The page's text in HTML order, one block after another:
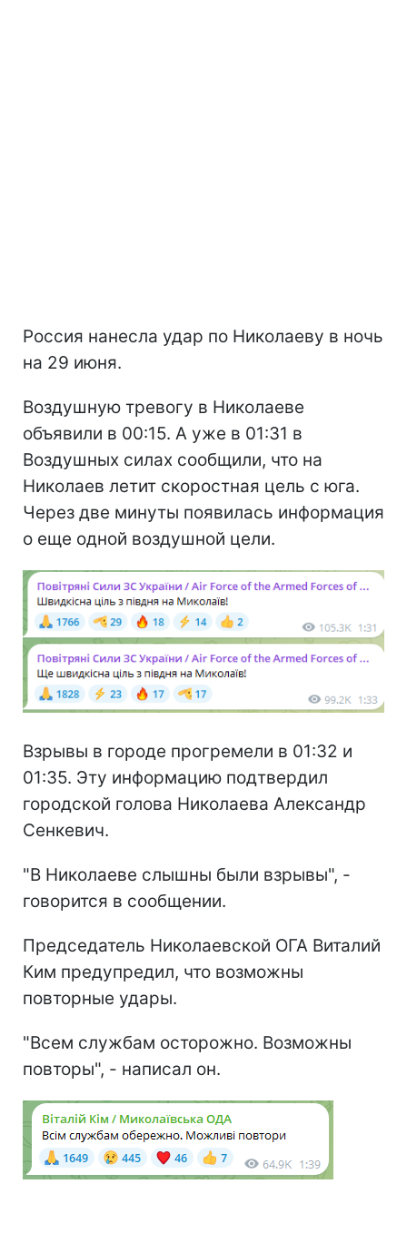
Россия нанесла удар по Николаеву в ночь
на 29 июня.
Воздушную тревогу в Николаеве
объявили в 00:15. А уже в 01:31 в
Воздушных силах сообщили, что на
Николаев летит скоростная цель с юга.
Через две минуты появилась информация
о еще одной воздушной цели.
Взрывы в городе прогремели в 01:32 и
01:35. Эту информацию подтвердил
городской голова Николаева Александр
Сенкевич.
"В Николаеве слышны были взрывы", -
говорится в сообщении.
Председатель Николаевской ОГА Виталий
Ким предупредил, что возможны
повторные удары.
"Всем службам осторожно. Возможны
повторы", - написал он.